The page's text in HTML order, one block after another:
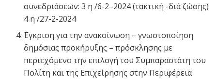
συνεδριάσεων: 3 η /6-2–2024 (τακτική -διά ζώσης)
4 η /27-2-2024
Έγκριση για την ανακοίνωση – γνωστοποίηση
δημόσιας προκήρυξης – πρόσκλησης με
περιεχόμενο την επιλογή του Συμπαραστάτη του
Πολίτη και της Επιχείρησης στην Περιφέρεια